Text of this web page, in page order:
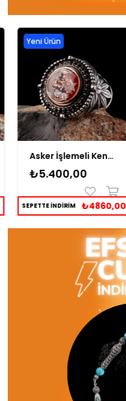
Asker İşlemeli Kenarları Zirkon Taşlı Gümüş Yüzük
₺5.400,00
SEPETTE İNDİRİM ₺4860,00
Yeni Ürün